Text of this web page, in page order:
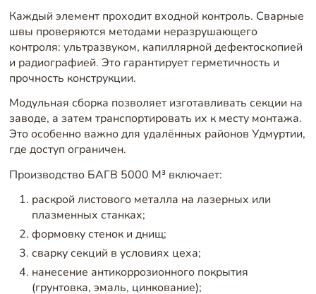
Каждый элемент проходит входной контроль. Сварные
швы проверяются методами неразрушающего
контроля: ультразвуком, капиллярной дефектоскопией
и радиографией. Это гарантирует герметичность и
прочность конструкции.
Модульная сборка позволяет изготавливать секции на
заводе, а затем транспортировать их к месту монтажа.
Это особенно важно для удалённых районов Удмуртии,
где доступ ограничен.
Производство БАГВ 5000 М³ включает:
раскрой листового металла на лазерных или
плазменных станках;
формовку стенок и днищ;
сварку секций в условиях цеха;
нанесение антикоррозионного покрытия
(грунтовка, эмаль, цинкование);